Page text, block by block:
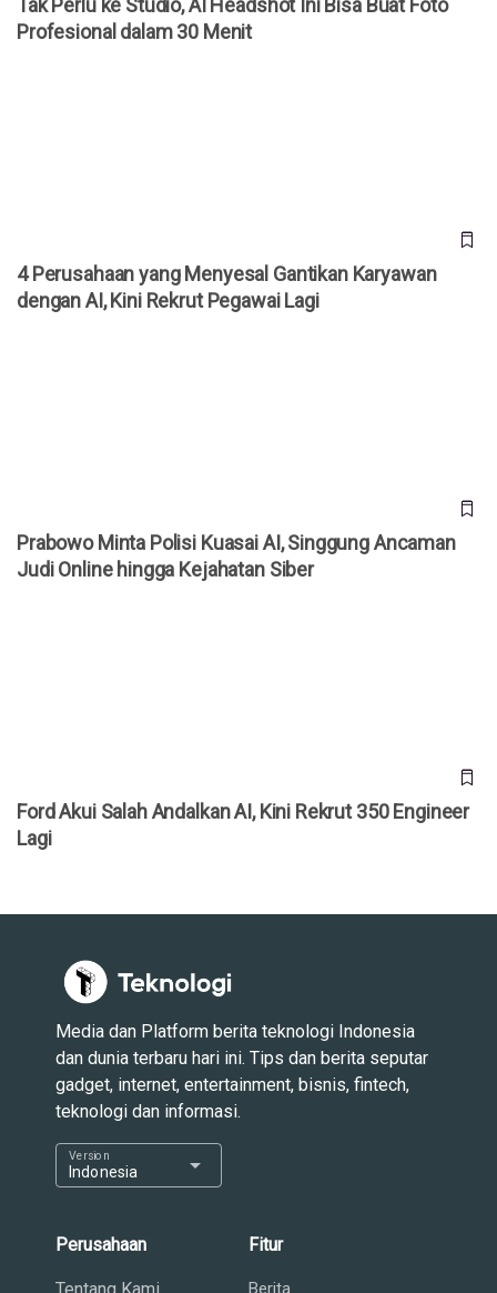
Tak Perlu ke Studio, AI Headshot Ini Bisa Buat Foto
Profesional dalam 30 Menit
4 Perusahaan yang Menyesal Gantikan Karyawan
dengan AI, Kini Rekrut Pegawai Lagi
Prabowo Minta Polisi Kuasai AI, Singgung Ancaman
Judi Online hingga Kejahatan Siber
Ford Akui Salah Andalkan AI, Kini Rekrut 350 Engineer
Lagi
Media dan Platform berita teknologi Indonesia
dan dunia terbaru hari ini. Tips dan berita seputar
gadget, internet, entertainment, bisnis, fintech,
teknologi dan informasi.
Indonesia
Version arrow_drop_down
Perusahaan Fitur
Berita